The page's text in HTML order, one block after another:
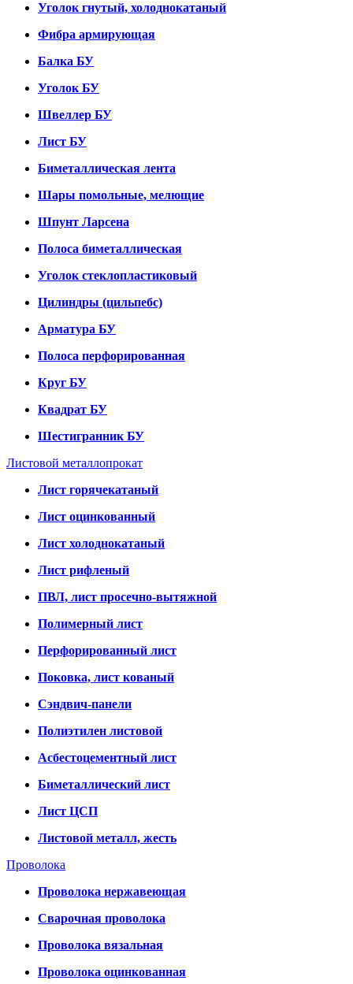
Уголок гнутый, холоднокатаный
Фибра армирующая
Балка БУ
Уголок БУ
Швеллер БУ
Лист БУ
Биметаллическая лента
Шары помольные, мелющие
Шпунт Ларсена
Полоса биметаллическая
Уголок стеклопластиковый
Цилиндры (цильпебс)
Арматура БУ
Полоса перфорированная
Круг БУ
Квадрат БУ
Шестигранник БУ
Листовой металлопрокат
Лист горячекатаный
Лист оцинкованный
Лист холоднокатаный
Лист рифленый
ПВЛ, лист просечно-вытяжной
Полимерный лист
Перфорированный лист
Поковка, лист кованый
Сэндвич-панели
Полиэтилен листовой
Асбестоцементный лист
Биметаллический лист
Лист ЦСП
Листовой металл, жесть
Проволока
Проволока нержавеющая
Сварочная проволока
Проволока вязальная
Проволока оцинкованная